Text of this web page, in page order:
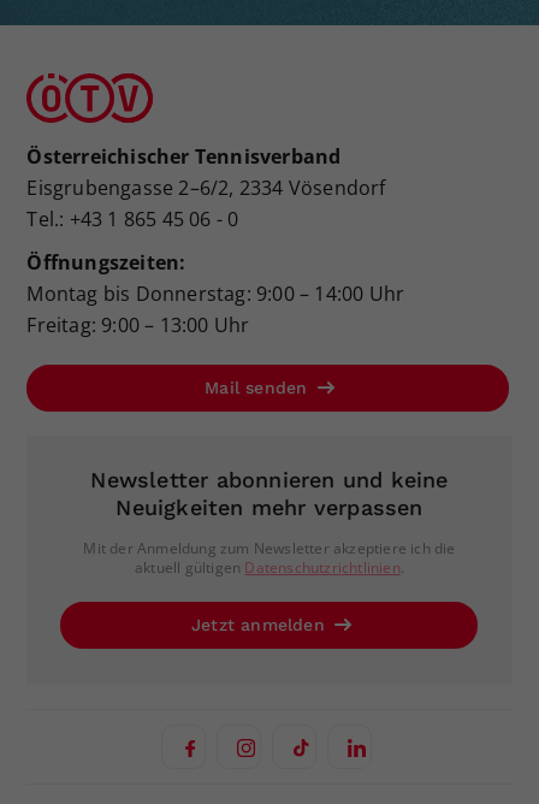
Österreichischer Tennisverband
Eisgrubengasse 2–6/2, 2334 Vösendorf
Tel.: +43 1 865 45 06 - 0
Öffnungszeiten:
Montag bis Donnerstag: 9:00 – 14:00 Uhr
Freitag: 9:00 – 13:00 Uhr
Mail senden
Newsletter abonnieren und keine
Neuigkeiten mehr verpassen
Mit der Anmeldung zum Newsletter akzeptiere ich die
aktuell gültigen Datenschutzrichtlinien.
Jetzt anmelden